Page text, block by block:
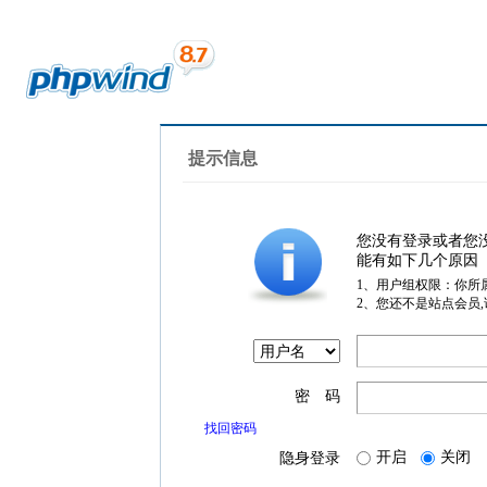
提示信息
您没有登录或者您
能有如下几个原因
1、用户组权限：你所
2、您还不是站点会员
密 码
找回密码
隐身登录 开启 关闭